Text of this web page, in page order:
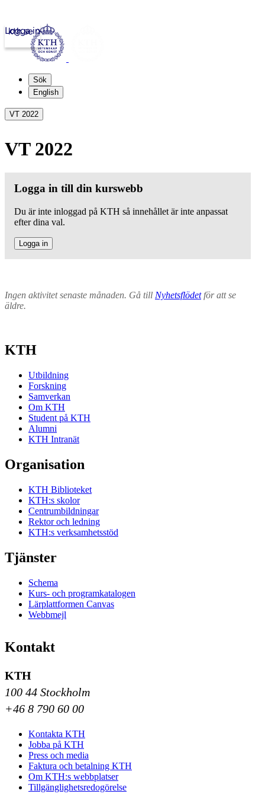
kth.se
Logga in
Sök
English
VT 2022
VT 2022
Logga in till din kurswebb
Du är inte inloggad på KTH så innehållet är inte anpassat
efter dina val.
Logga in
Ingen aktivitet senaste månaden. Gå till Nyhetsflödetför att se
äldre.
KTH
Utbildning
Forskning
Samverkan
Om KTH
Student på KTH
Alumni
KTH Intranät
Organisation
KTH Biblioteket
KTH:s skolor
Centrumbildningar
Rektor och ledning
KTH:s verksamhetsstöd
Tjänster
Schema
Kurs- och programkatalogen
Lärplattformen Canvas
Webbmejl
Kontakt
KTH
100 44 Stockholm
+46 8 790 60 00
Kontakta KTH
Jobba på KTH
Press och media
Faktura och betalning KTH
Om KTH:s webbplatser
Tillgänglighetsredogörelse